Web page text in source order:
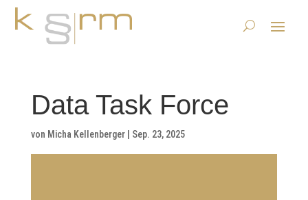
Data Task Force
von Micha Kellenberger| Sep. 23, 2025